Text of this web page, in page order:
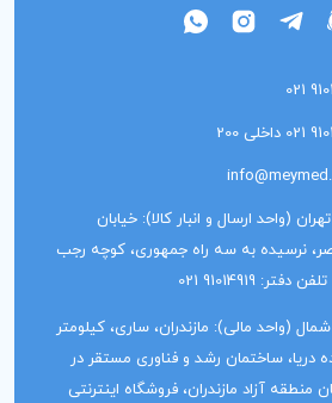
200
(واحد ارسال و انبار کالا): خیابان
نرسیده به سه راه جمهوری، کوچه رجب
دفتر: 91014919 021
(واحد مالی): مازندران، ساری، کیلومتر
دریا، ساختمان رشد و فناوری مستقر در
منطقه آزاد مازندران، فروشگاه اینترنتی